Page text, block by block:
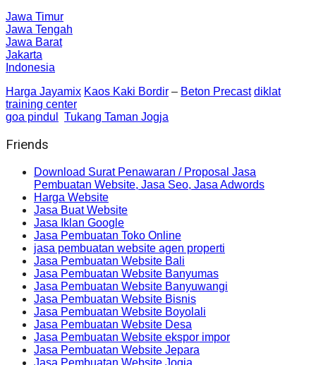
Jawa Timur
Jawa Tengah
Jawa Barat
Jakarta
Indonesia
Harga Jayamix Kaos Kaki Bordir – Beton Precast diklat
training center
goa pindul
Tukang Taman Jogja
Friends
Download Surat Penawaran / Proposal Jasa
Pembuatan Website, Jasa Seo, Jasa Adwords
Harga Website
Jasa Buat Website
Jasa Iklan Google
Jasa Pembuatan Toko Online
jasa pembuatan website agen properti
Jasa Pembuatan Website Bali
Jasa Pembuatan Website Banyumas
Jasa Pembuatan Website Banyuwangi
Jasa Pembuatan Website Bisnis
Jasa Pembuatan Website Boyolali
Jasa Pembuatan Website Desa
Jasa Pembuatan Website ekspor impor
Jasa Pembuatan Website Jepara
Jasa Pembuatan Website Jogja